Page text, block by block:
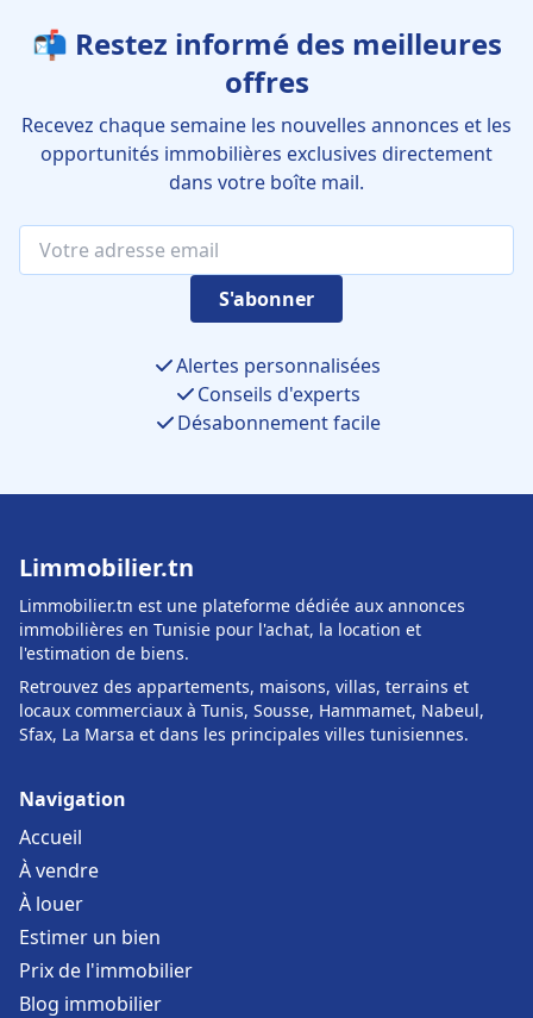
📬 Restez informé des meilleures
offres
Recevez chaque semaine les nouvelles annonces et les
opportunités immobilières exclusives directement
dans votre boîte mail.
S'abonner
Alertes personnalisées
Conseils d'experts
Désabonnement facile
Limmobilier.tn
Limmobilier.tn est une plateforme dédiée aux annonces
immobilières en Tunisie pour l'achat, la location et
l'estimation de biens.
Retrouvez des appartements, maisons, villas, terrains et
locaux commerciaux à Tunis, Sousse, Hammamet, Nabeul,
Sfax, La Marsa et dans les principales villes tunisiennes.
Navigation
Accueil
À vendre
À louer
Estimer un bien
Prix de l'immobilier
Blog immobilier